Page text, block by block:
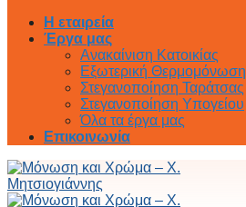
Η εταιρεία
Έργα μας
Ανακαίνιση Κατοικίας
Εξωτερική Θερμομόνωση
Στεγανοποίηση Ταράτσας
Στεγανοποίηση Υπογείου
Όλα τα έργα μας
Επικοινωνία